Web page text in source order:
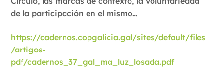
de la participación en el mismo…
https://cadernos.copgalicia.gal/sites/default/files
/artigos-
pdf/cadernos_37_gal_ma_luz_losada.pdf